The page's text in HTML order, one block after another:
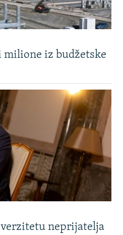
milione iz budžetske
neprijatelja